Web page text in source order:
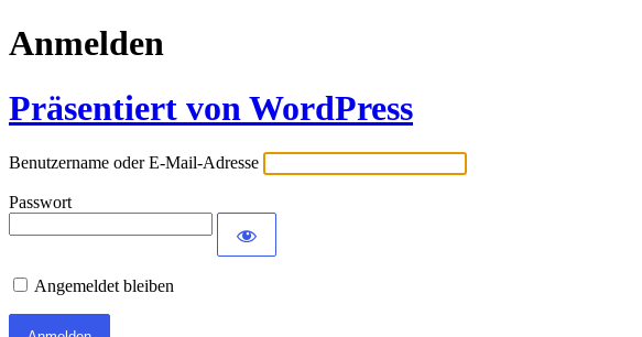
Anmelden
Präsentiert von WordPress
Benutzername oder E-Mail-Adresse
Passwort
Angemeldet bleiben